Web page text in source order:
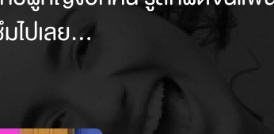
ไปเลย...